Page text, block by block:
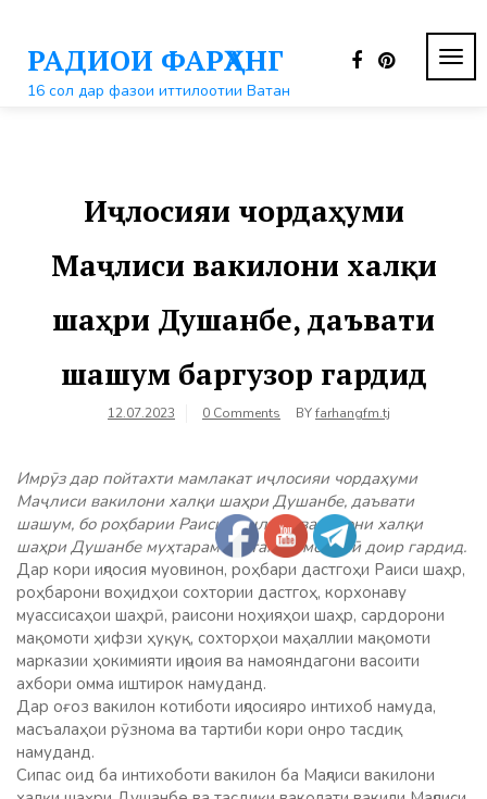
контентуРАДИОИ ФАРҲАНГ
16 сол дар фазои иттилоотии Ватан
Иҷлосияи чордаҳуми
Маҷлиси вакилони халқи
шаҳри Душанбе, даъвати
шашум баргузор гардид
12.07.2023 0 Comments BYfarhangfm.tj
Имрӯз дар пойтахти мамлакат иҷлосияи чордаҳуми
Маҷлиси вакилони халқи шаҳри Душанбе, даъвати
шашум, бо роҳбарии Раиси маҷлиси вакилони халқи
шаҳри Душанбе муҳтарам Рустами Эмомалӣ доир гардид.
Дар кори иҷлосия муовинон, роҳбари дастгоҳи Раиси шаҳр,
роҳбарони воҳидҳои сохтории дастгоҳ, корхонаву
муассисаҳои шаҳрӣ, раисони ноҳияҳои шаҳр, сардорони
мақомоти ҳифзи ҳуқуқ, сохторҳои маҳаллии мақомоти
марказии ҳокимияти иҷроия ва намояндагони васоити
ахбори омма иштирок намуданд.
Дар оғоз вакилон котиботи иҷлосияро интихоб намуда,
масъалаҳои рӯзнома ва тартиби кори онро тасдиқ
намуданд.
Сипас оид ба интихоботи вакилон ба Маҷлиси вакилони